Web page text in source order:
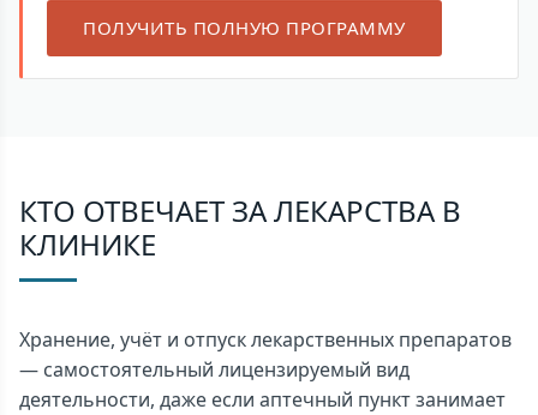
ПОЛУЧИТЬ ПОЛНУЮ ПРОГРАММУ
КТО ОТВЕЧАЕТ ЗА ЛЕКАРСТВА В
КЛИНИКЕ
Хранение, учёт и отпуск лекарственных препаратов
— самостоятельный лицензируемый вид
деятельности, даже если аптечный пункт занимает